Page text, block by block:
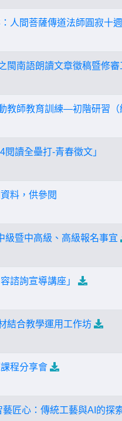
人間菩薩傳道法師圓寂十
閩南語朗讀文章徵稿暨修
教師教育訓練—初階研習（
閱讀全壘打-青春徵文」
料，供參閱
級暨中高級、高級報名事宜
諮詢宣導講座」
結合教學運用工作坊
程分享會
匠心：傳統工藝與AI的探